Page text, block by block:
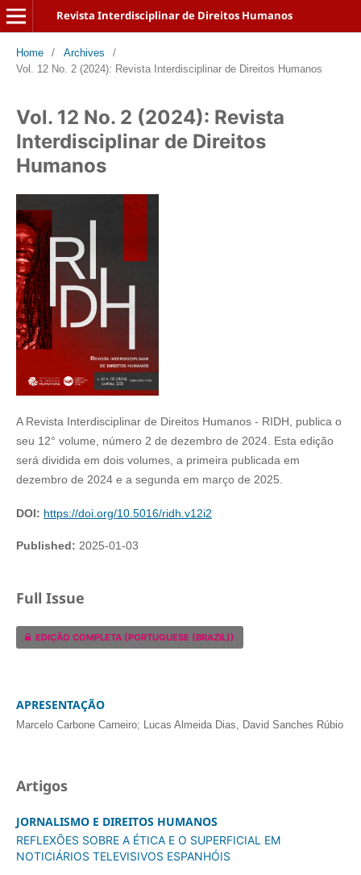
Revista Interdisciplinar de Direitos Humanos
Home / Archives
/
Vol. 12 No. 2 (2024): Revista Interdisciplinar de Direitos Humanos
Vol. 12 No. 2 (2024): Revista
Interdisciplinar de Direitos
Humanos
A Revista Interdisciplinar de Direitos Humanos - RIDH, publica o
seu 12° volume, número 2 de dezembro de 2024. Esta edição
será dividida em dois volumes, a primeira publicada em
dezembro de 2024 e a segunda em março de 2025.
DOI: https://doi.org/10.5016/ridh.v12i2
Published: 2025-01-03
Full Issue
EDIÇÃO COMPLETA (PORTUGUESE (BRAZIL))
APRESENTAÇÃO
Marcelo Carbone Carneiro; Lucas Almeida Dias, David Sanches Rúbio
Artigos
JORNALISMO E DIREITOS HUMANOS
REFLEXÕES SOBRE A ÉTICA E O SUPERFICIAL EM
NOTICIÁRIOS TELEVISIVOS ESPANHÓIS